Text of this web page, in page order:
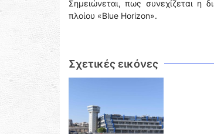
Σημειώνεται, πως συνεχίζεται η
πλοίου «Blue Horizon».
Σχετικές εικόνες